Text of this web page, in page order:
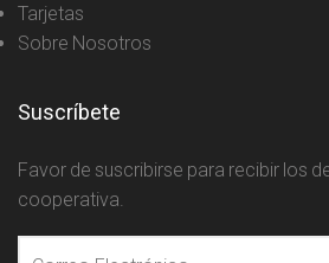
Tarjetas
Sobre Nosotros
Suscríbete
Favor de suscribirse para recibir los
cooperativa.